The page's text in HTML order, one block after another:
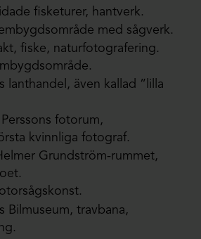
fisketurer, hantverk.
med sågverk.
fiske, naturfotografering.
lanthandel, även kallad ”lilla
fotorum,
kvinnliga fotograf.
Grundström-rummet,
Bilmuseum, travbana,